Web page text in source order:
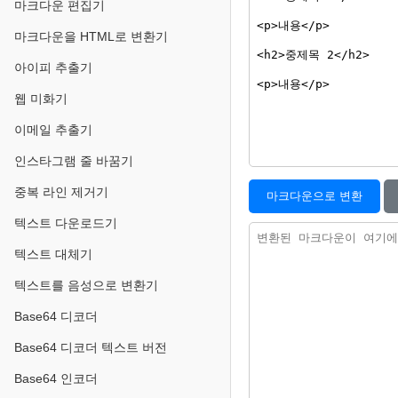
마크다운 편집기
마크다운을 HTML로 변환기
아이피 추출기
웹 미화기
이메일 추출기
인스타그램 줄 바꿈기
중복 라인 제거기
텍스트 다운로드기
텍스트 대체기
텍스트를 음성으로 변환기
Base64 디코더
Base64 디코더 텍스트 버전
Base64 인코더
마크다운으로 변환